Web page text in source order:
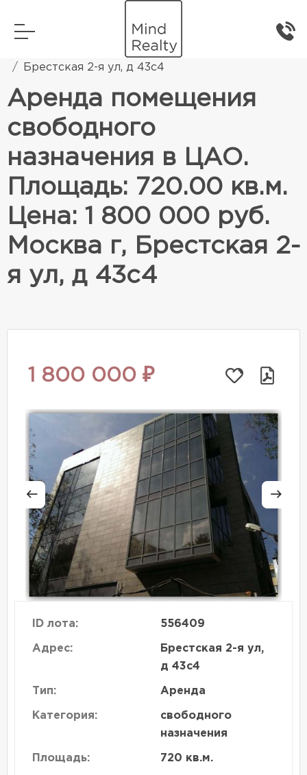
Коммерческая недвижимость
Брестская 2-я ул, д 43с4
Аренда помещения
свободного
назначения в ЦАО.
Площадь: 720.00 кв.м.
Цена: 1 800 000 руб.
Москва г, Брестская 2-
я ул, д 43с4
1 800 000 ₽
ID лота: 556409
Адрес:
Брестская 2-я ул,
д 43с4
Тип: Аренда
Категория:
свободного
назначения
Площадь: 720 кв.м.